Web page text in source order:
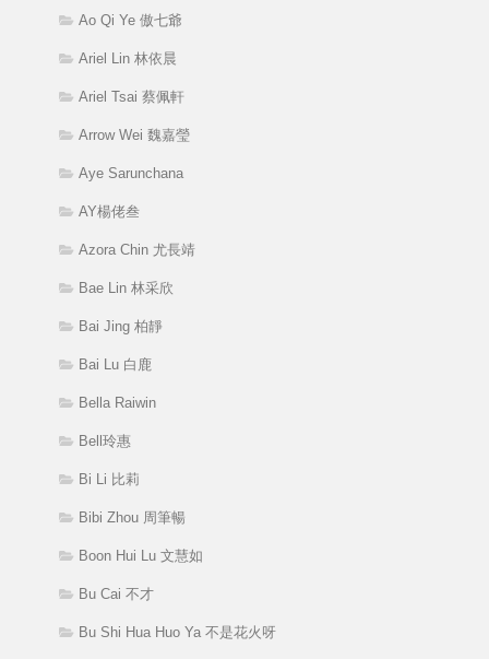
Ao Qi Ye 傲七爺
Ariel Lin 林依晨
Ariel Tsai 蔡佩軒
Arrow Wei 魏嘉瑩
Aye Sarunchana
AY楊佬叁
Azora Chin 尤長靖
Bae Lin 林采欣
Bai Jing 柏靜
Bai Lu 白鹿
Bella Raiwin
Bell玲惠
Bi Li 比莉
Bibi Zhou 周筆暢
Boon Hui Lu 文慧如
Bu Cai 不才
Bu Shi Hua Huo Ya 不是花火呀